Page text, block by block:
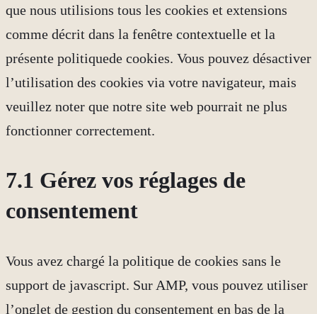
que nous utilisions tous les cookies et extensions
comme décrit dans la fenêtre contextuelle et la
présente politiquede cookies. Vous pouvez désactiver
l’utilisation des cookies via votre navigateur, mais
veuillez noter que notre site web pourrait ne plus
fonctionner correctement.
7.1 Gérez vos réglages de
consentement
Vous avez chargé la politique de cookies sans le
support de javascript. Sur AMP, vous pouvez utiliser
l’onglet de gestion du consentement en bas de la